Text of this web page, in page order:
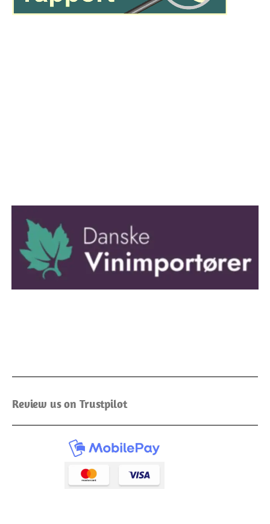
Review us on Trustpilot